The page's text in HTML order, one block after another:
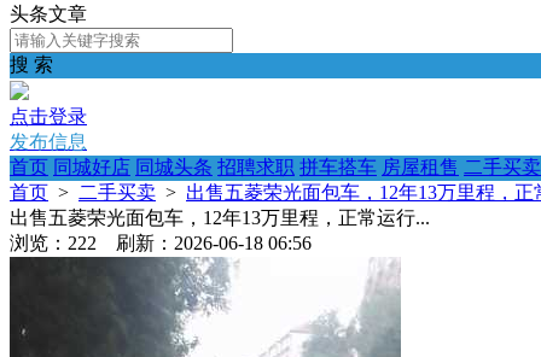
头条文章
搜 索
点击登录
发布信息
首页 同城好店 同城头条 招聘求职 拼车搭车 房屋租售 二手买卖
首页 > 二手买卖 > 出售五菱荣光面包车，12年13万里程，正
出售五菱荣光面包车，12年13万里程，正常运行...
浏览：222 刷新：2026-06-18 06:56